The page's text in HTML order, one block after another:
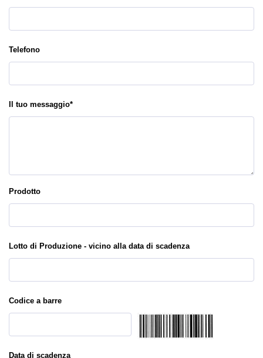
Telefono
Il tuo messaggio*
Prodotto
Lotto di Produzione - vicino alla data di scadenza
Codice a barre
Data di scadenza